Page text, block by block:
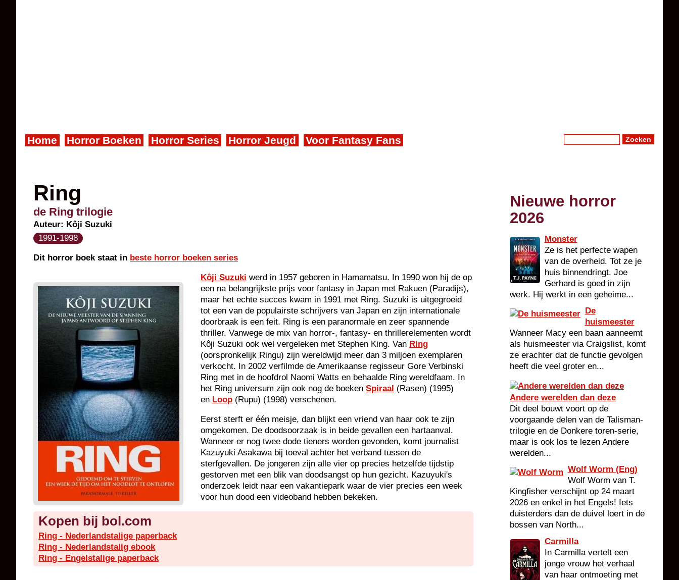
Home Horror Boeken Horror Series Horror Jeugd Voor Fantasy Fans
Ring
de Ring trilogie
Auteur: Kôji Suzuki
1991-1998
Dit horror boek staat in beste horror boeken series
Kôji Suzuki werd in 1957 geboren in Hamamatsu. In 1990 won hij de op
een na belangrijkste prijs voor fantasy in Japan met Rakuen (Paradijs),
maar het echte succes kwam in 1991 met Ring. Suzuki is uitgegroeid
tot een van de populairste schrijvers van Japan en zijn internationale
doorbraak is een feit. Ring is een paranormale en zeer spannende
thriller. Vanwege de mix van horror-, fantasy- en thrillerelementen wordt
Kôji Suzuki ook wel vergeleken met Stephen King. Van Ring
(oorspronkelijk Ringu) zijn wereldwijd meer dan 3 miljoen exemplaren
verkocht. In 2002 verfilmde de Amerikaanse regisseur Gore Verbinski
Ring met in de hoofdrol Naomi Watts en behaalde Ring wereldfaam. In
het Ring universum zijn ook nog de boeken Spiraal (Rasen) (1995)
en Loop (Rupu) (1998) verschenen.
Eerst sterft er één meisje, dan blijkt een vriend van haar ook te zijn
omgekomen. De doodsoorzaak is in beide gevallen een hartaanval.
Wanneer er nog twee dode tieners worden gevonden, komt journalist
Kazuyuki Asakawa bij toeval achter het verband tussen de
sterfgevallen. De jongeren zijn alle vier op precies hetzelfde tijdstip
gestorven met een blik van doodsangst op hun gezicht. Kazuyuki's
onderzoek leidt naar een vakantiepark waar de vier precies een week
voor hun dood een videoband hebben bekeken.
Kopen bij bol.com
Ring - Nederlandstalige paperback
Ring - Nederlandstalig ebook
Ring - Engelstalige paperback
Nieuwe horror
2026
Monster
Ze is het perfecte wapen
van de overheid. Tot ze je
huis binnendringt. Joe
Gerhard is goed in zijn
werk. Hij werkt in een geheime...
De
huismeester
Wanneer Macy een baan aanneemt
als huismeester via Craigslist, komt
ze erachter dat de functie gevolgen
heeft die veel groter en...
Andere werelden dan deze
Dit deel bouwt voort op de
voorgaande delen van de Talisman-
trilogie en de Donkere toren-serie,
maar is ook los te lezen Andere
werelden...
Wolf Worm (Eng)
Wolf Worm van T.
Kingfisher verschijnt op 24 maart
2026 en enkel in het Engels! Iets
duisterders dan de duivel loert in de
bossen van North...
Carmilla
In Carmilla vertelt een
jonge vrouw het verhaal
van haar ontmoeting met